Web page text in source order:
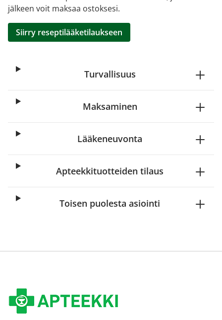
jälkeen voit maksaa ostoksesi.
Siirry reseptilääketilaukseen
Turvallisuus
Maksaminen
Lääkeneuvonta
Apteekkituotteiden tilaus
Toisen puolesta asiointi